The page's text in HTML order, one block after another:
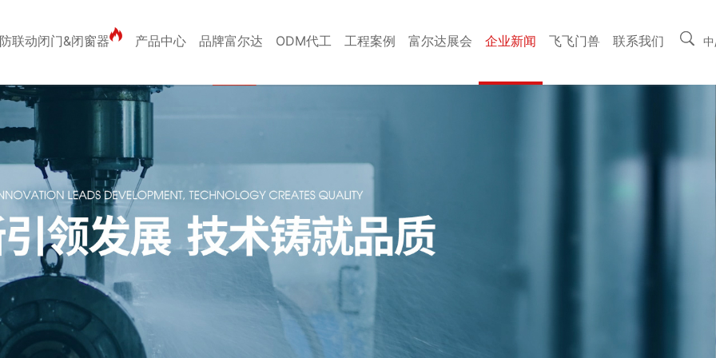
联动闭门&闭窗器 产品中心 品牌富尔达 ODM代工 工程案例 富尔达展会 企业新闻 飞飞门兽 联系我们 中